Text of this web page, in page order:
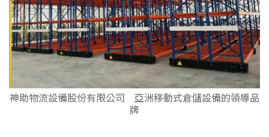
神助物流設備股份有限公司 亞洲移動式倉儲設備的領導品
牌